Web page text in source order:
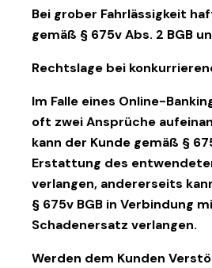
Bei grober Fahrlässigkeit
gemäß § 675v Abs. 2 BGB
Rechtslage bei
Im Falle eines Online-
oft zwei Ansprüche
kann der Kunde gemäß §
Erstattung des
verlangen, andererseits
§ 675v BGB in Verbindung
Schadenersatz verlangen.
Werden dem Kunden